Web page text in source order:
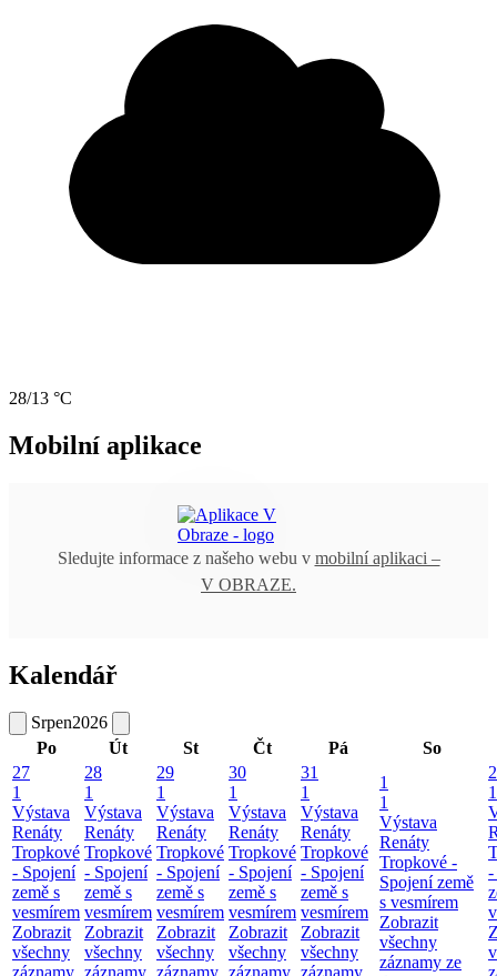
28/13 °C
Mobilní aplikace
Sledujte informace z našeho webu v mobilní aplikaci –
V OBRAZE.
Kalendář
Srpen2026
Po
Út St Čt Pá
So
27
1
Výstava
Renáty
Tropkové
- Spojení
země s
vesmírem
Zobrazit
všechny
28
1
Výstava
Renáty
Tropkové
- Spojení
země s
vesmírem
Zobrazit
všechny
29
1
Výstava
Renáty
Tropkové
- Spojení
země s
vesmírem
Zobrazit
všechny
30
1
Výstava
Renáty
Tropkové
- Spojení
země s
vesmírem
Zobrazit
všechny
31
1
Výstava
Renáty
Tropkové
- Spojení
země s
vesmírem
Zobrazit
všechny
1
1
Výstava
Renáty
Tropkové -
Spojení země
s vesmírem
Zobrazit
všechny
záznamy ze
2
1
-